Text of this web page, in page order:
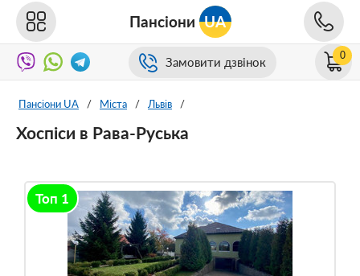
Пансіони UA
Замовити дзвінок 0
Пансіони UA / Міста / Львів /
Хоспіси в Рава-Руська
Топ 1